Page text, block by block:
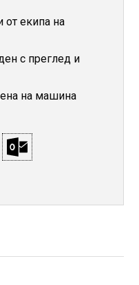
от екипа на
с преглед и
на машина